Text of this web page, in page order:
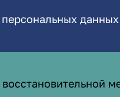
данных